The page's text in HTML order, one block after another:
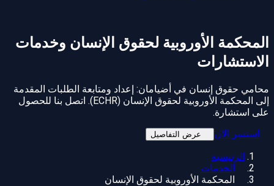
المحكمة الأوروبية لحقوق الإنسان وخدمات
الاستشارات
محامي حقوق إنسان في أضيامان: إعداد ومتابعة الطلبات المقدمة
إلى المحكمة الأوروبية لحقوق الإنسان (ECHR). اتصل بنا للحصول
على استشارة.
استشر الآن
عرض التفاصيل
الرئيسية
الخدمات
المحكمة الأوروبية لحقوق الإنسان